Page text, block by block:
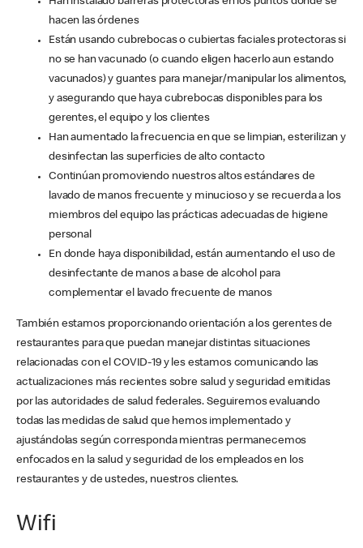
hacen las órdenes
Están usando cubrebocas o cubiertas faciales protectoras si
no se han vacunado (o cuando eligen hacerlo aun estando
vacunados) y guantes para manejar/manipular los alimentos,
y asegurando que haya cubrebocas disponibles para los
gerentes, el equipo y los clientes
Han aumentado la frecuencia en que se limpian, esterilizan y
desinfectan las superficies de alto contacto
Continúan promoviendo nuestros altos estándares de
lavado de manos frecuente y minucioso y se recuerda a los
miembros del equipo las prácticas adecuadas de higiene
personal
En donde haya disponibilidad, están aumentando el uso de
desinfectante de manos a base de alcohol para
complementar el lavado frecuente de manos
También estamos proporcionando orientación a los gerentes de
restaurantes para que puedan manejar distintas situaciones
relacionadas con el COVID-19 y les estamos comunicando las
actualizaciones más recientes sobre salud y seguridad emitidas
por las autoridades de salud federales. Seguiremos evaluando
todas las medidas de salud que hemos implementado y
ajustándolas según corresponda mientras permanecemos
enfocados en la salud y seguridad de los empleados en los
restaurantes y de ustedes, nuestros clientes.
Wifi